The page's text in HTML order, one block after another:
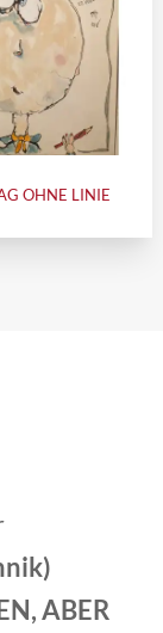
OHNE LINIE
ABER